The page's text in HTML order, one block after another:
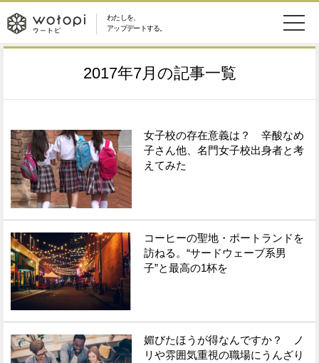
わたしを、
アップデートする。
wotopi
ー
ト
ピ
ー
健康 ワークスタイル
ライフスタイル
ソーシャル
アイテム
ウートピとは？
Facebook Twitter
2017年7月 の記事一覧
女子校の存在意義は？ 辛酸なめ
子さん他、名門女子校出身者と考
えてみた
コーヒーの聖地・ポートランドを
訪ねる。“サードウェーブ系男
子”と最高の1杯を
媚びたほうが得なんですか？ ノ
リや雰囲気重視の職場にうんざり